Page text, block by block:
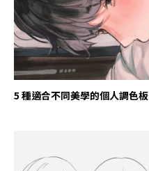
5 種適合不同美學的個人調色板